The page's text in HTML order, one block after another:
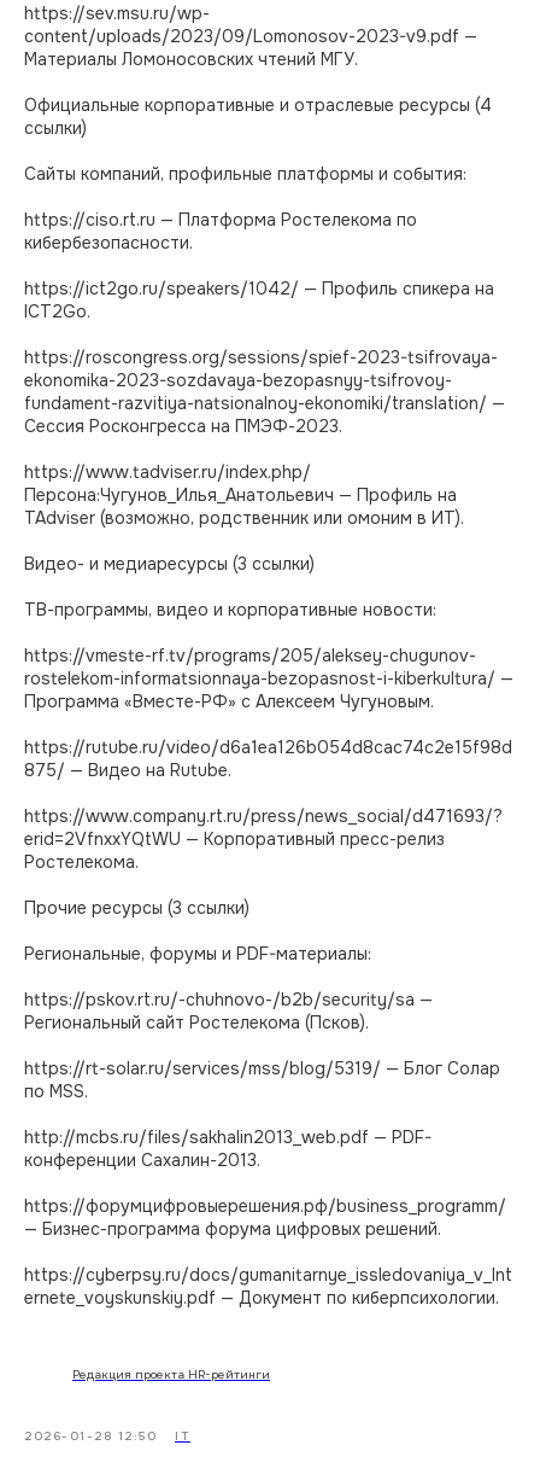
https://sev.msu.ru/wp-
content/uploads/2023/09/Lomonosov-2023-v9.pdf —
Материалы Ломоносовских чтений МГУ.
Официальные корпоративные и отраслевые ресурсы (4
ссылки)
Сайты компаний, профильные платформы и события:
https://ciso.rt.ru — Платформа Ростелекома по
кибербезопасности.
https://ict2go.ru/speakers/1042/ — Профиль спикера на
ICT2Go.
https://roscongress.org/sessions/spief-2023-tsifrovaya-
ekonomika-2023-sozdavaya-bezopasnyy-tsifrovoy-
fundament-razvitiya-natsionalnoy-ekonomiki/translation/ —
Сессия Росконгресса на ПМЭФ-2023.
https://www.tadviser.ru/index.php/
Персона:Чугунов_Илья_Анатольевич — Профиль на
TAdviser (возможно, родственник или омоним в ИТ).
Видео- и медиаресурсы (3 ссылки)
ТВ-программы, видео и корпоративные новости:
https://vmeste-rf.tv/programs/205/aleksey-chugunov-
rostelekom-informatsionnaya-bezopasnost-i-kiberkultura/ —
Программа «Вместе-РФ» с Алексеем Чугуновым.
https://rutube.ru/video/d6a1ea126b054d8cac74c2e15f98d
875/ — Видео на Rutube.
https://www.company.rt.ru/press/news_social/d471693/?
erid=2VfnxxYQtWU — Корпоративный пресс-релиз
Ростелекома.
Прочие ресурсы (3 ссылки)
Региональные, форумы и PDF-материалы:
https://pskov.rt.ru/-chuhnovo-/b2b/security/sa —
Региональный сайт Ростелекома (Псков).
https://rt-solar.ru/services/mss/blog/5319/ — Блог Солар
по MSS.
http://mcbs.ru/files/sakhalin2013_web.pdf — PDF-
конференции Сахалин-2013.
https://форумцифровыерешения.рф/business_programm/
— Бизнес-программа форума цифровых решений.
https://cyberpsy.ru/docs/gumanitarnye_issledovaniya_v_Int
ernete_voyskunskiy.pdf — Документ по киберпсихологии.
Редакция проекта HR-рейтинги
2026-01-28 12:50 IT